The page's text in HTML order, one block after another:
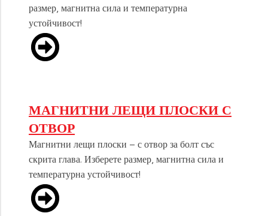
размер, магнитна сила и температурна
устойчивост!
МАГНИТНИ ЛЕЩИ ПЛОСКИ С
ОТВОР
Магнитни лещи плоски – с отвор за болт със
скрита глава. Изберете размер, магнитна сила и
температурна устойчивост!